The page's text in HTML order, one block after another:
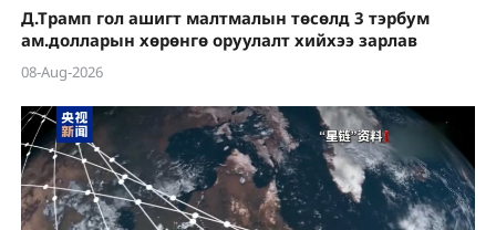
Д.Трамп гол ашигт малтмалын төсөлд 3 тэрбум
ам.долларын хөрөнгө оруулалт хийхээ зарлав
08-Aug-2026